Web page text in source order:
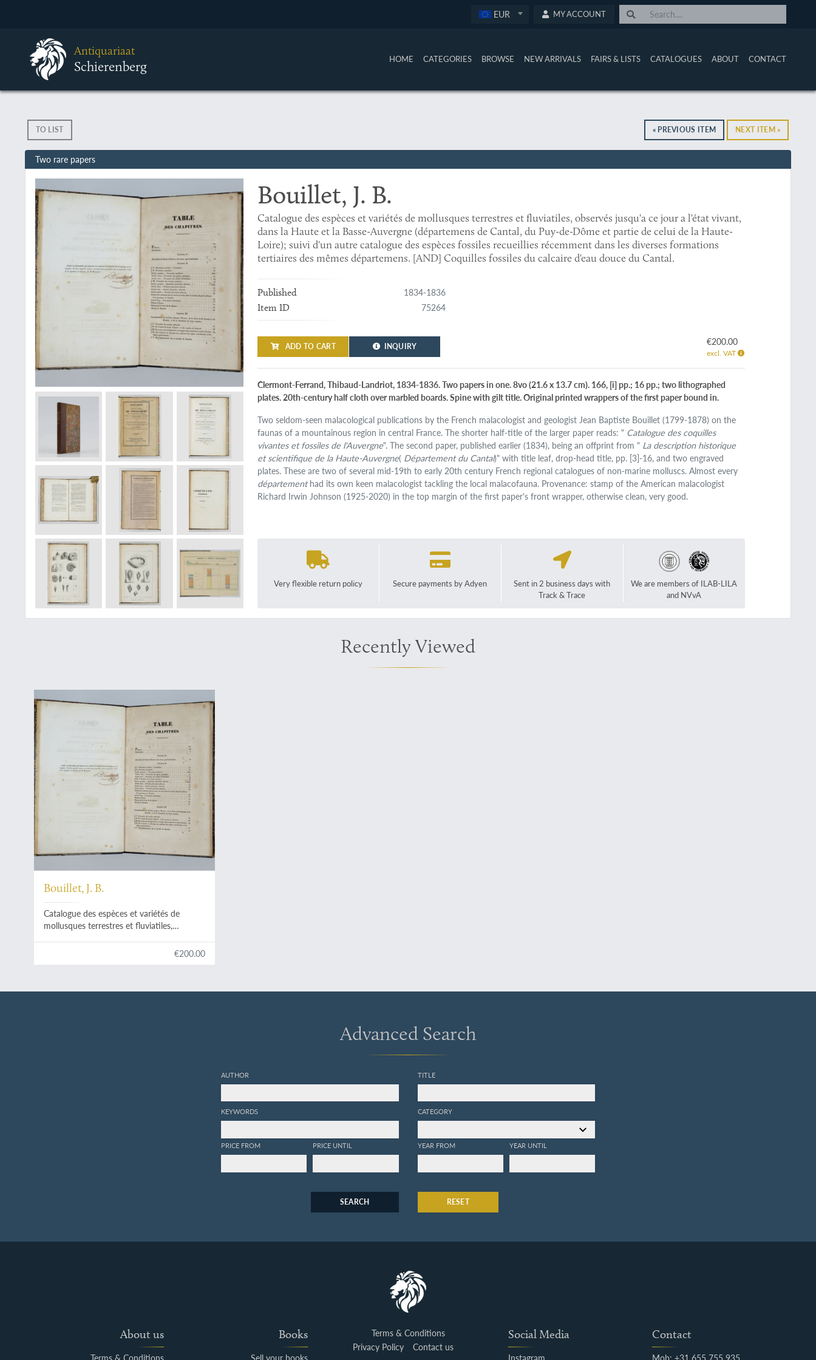
EUR MY ACCOUNT
Antiquariaat
Schierenberg HOME CATEGORIES BROWSE NEW ARRIVALS FAIRS & LISTS CATALOGUES ABOUT CONTACT
TO LIST « PREVIOUS ITEM NEXT ITEM »
Two rare papers
Bouillet, J. B.
Catalogue des espèces et variétés de mollusques terrestres et fluviatiles, observés jusqu'a ce jour a l'état vivant,
dans la Haute et la Basse-Auvergne (départemens de Cantal, du Puy-de-Dôme et partie de celui de la Haute-
Loire); suivi d'un autre catalogue des espèces fossiles recueillies récemment dans les diverses formations
tertiaires des mêmes départemens. [AND] Coquilles fossiles du calcaire d'eau douce du Cantal.
Published 1834-1836
Item ID 75264
ADD TO CART INQUIRY €200.00
excl. VAT
Clermont-Ferrand, Thibaud-Landriot, 1834-1836. Two papers in one. 8vo (21.6 x 13.7 cm). 166, [i] pp.; 16 pp.; two lithographed
plates. 20th-century half cloth over marbled boards. Spine with gilt title. Original printed wrappers of the first paper bound in.
Two seldom-seen malacological publications by the French malacologist and geologist Jean Baptiste Bouillet (1799-1878) on the
faunas of a mountainous region in central France. The shorter half-title of the larger paper reads: " Catalogue des coquilles
vivantes et fossiles de l'Auvergne". The second paper, published earlier (1834), being an offprint from " La description historique
et scientifique de la Haute-Auvergne( Département du Cantal)" with title leaf, drop-head title, pp. [3]-16, and two engraved
plates. These are two of several mid-19th to early 20th century French regional catalogues of non-marine molluscs. Almost every
départementhad its own keen malacologist tackling the local malacofauna. Provenance: stamp of the American malacologist
Richard Irwin Johnson (1925-2020) in the top margin of the first paper's front wrapper, otherwise clean, very good.
Very flexible return policy Secure payments by Adyen
Sent in 2 business days with
Track & Trace
We are members of ILAB-LILA
and NVvA
Recently Viewed
Bouillet, J. B.
Catalogue des espèces et variétés de
mollusques terrestres et fluviatiles,
dans la Haute et la Basse-Auvergne€200.00
Advanced Search
AUTHOR
KEYWORDS
PRICE FROM PRICE UNTIL
TITLE
CATEGORY
YEAR FROM YEAR UNTIL
SEARCH RESET
About us Books
Terms & Conditions
Privacy Policy
Contact us
Social Media Contact